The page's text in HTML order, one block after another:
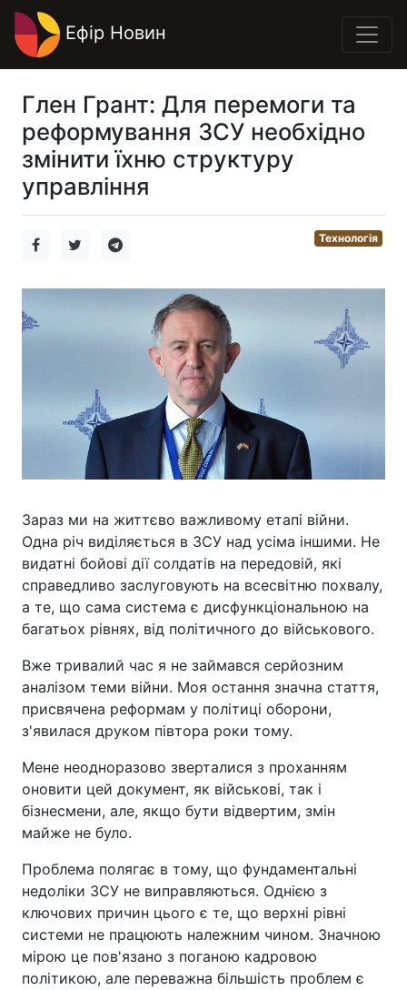
Ефір Новин
Глен Грант: Для перемоги та
реформування ЗСУ необхідно
змінити їхню структуру
управління
Технологія
Зараз ми на життєво важливому етапі війни.
Одна річ виділяється в ЗСУ над усіма іншими. Не
видатні бойові дії солдатів на передовій, які
справедливо заслуговують на всесвітню похвалу,
а те, що сама система є дисфункціональною на
багатьох рівнях, від політичного до військового.
Вже тривалий час я не займався серйозним
аналізом теми війни. Моя остання значна стаття,
присвячена реформам у політиці оборони,
з'явилася друком півтора роки тому.
Мене неодноразово зверталися з проханням
оновити цей документ, як військові, так і
бізнесмени, але, якщо бути відвертим, змін
майже не було.
Проблема полягає в тому, що фундаментальні
недоліки ЗСУ не виправляються. Однією з
ключових причин цього є те, що верхні рівні
системи не працюють належним чином. Значною
мірою це пов'язано з поганою кадровою
політикою, але переважна більшість проблем є